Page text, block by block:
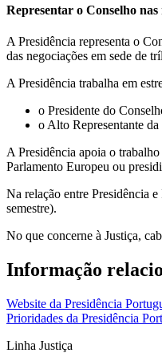
Representar o Conselho
A Presidência representa o
das negociações em sede de
A Presidência trabalha em
o Presidente do
o Alto Representante
A Presidência apoia o
Parlamento Europeu ou
Na relação entre Presidência
semestre).
No que concerne à Justiça,
Informação
Website da Presidência
Prioridades da Presidência
Linha Justiça